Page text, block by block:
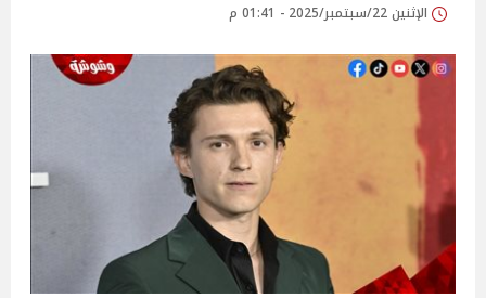
الإثنين 22/سبتمبر/2025 - 01:41 م